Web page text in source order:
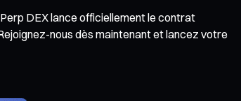
DEX lance officiellement le contrat
nous dès maintenant et lancez votre